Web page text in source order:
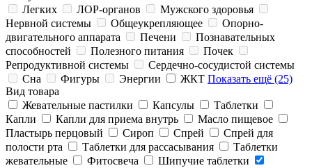
Легких
ЛОР-органов
Мужского здоровья
Нервной системы
Общеукрепляющее
Опорно-
двигательного аппарата
Печени
Познавательных
способностей
Полезного питания
Почек
Репродуктивной системы
Сердечно-сосудистой системы
Сна
Фигуры Энергии ЖКТ Показать ещё (25)
Вид товара
Жевательные пастилки
Капсулы
Таблетки
Капли
Капли для приема внутрь
Масло пищевое
Пластырь перцовый
Сироп Спрей
Спрей для
полости рта
Таблетки для рассасывания
Таблетки
жевательные
Фитосвеча
Шипучие таблетки